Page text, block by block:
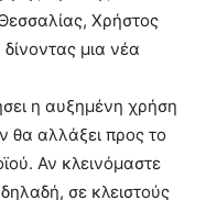
Χρήστος
μια νέα
η αυξημένη χρήση
θα αλλάξει προς το
Αν κλεινόμαστε
σε κλειστούς